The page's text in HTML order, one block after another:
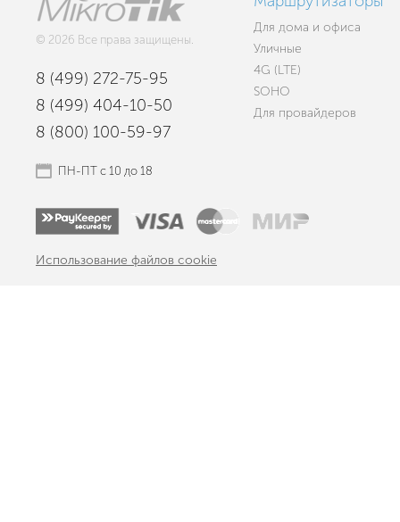
© 2026 Все права защищены.
8 (499) 272-75-95
8 (499) 404-10-50
8 (800) 100-59-97
ПН-ПТ с 10 до 18
Для дома и офиса
Уличные
4G (LTE)
SOHO
Для провайдеров
Использование файлов cookie